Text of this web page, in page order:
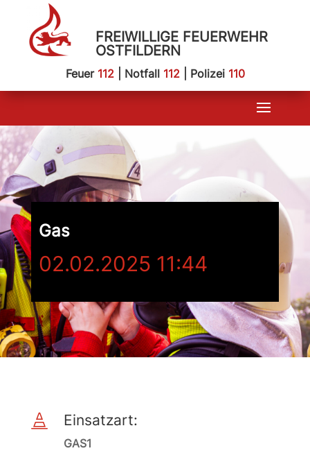
FREIWILLIGE FEUERWEHR
OSTFILDERN
Feuer 112| Notfall 112| Polizei 110
Gas
02.02.2025 11:44
 Einsatzart:
GAS1